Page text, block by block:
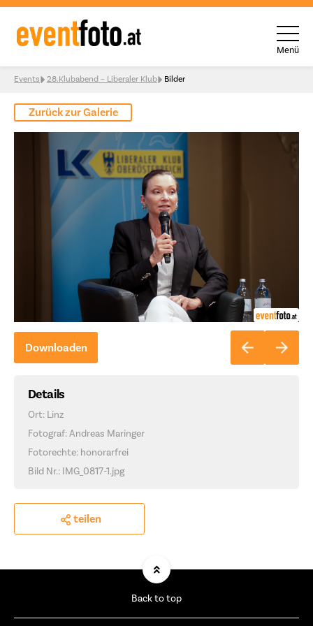
Skip to content
Menü
Events 28.Klubabend – Liberaler Klub Bilder
Zurück zur Galerie
Downloaden
Details
Ort: Linz
Fotograf: Andreas Maringer
Fotorechte: honorarfrei
Bild Nr.: IMG_0817-1.jpg
teilen
Back to top